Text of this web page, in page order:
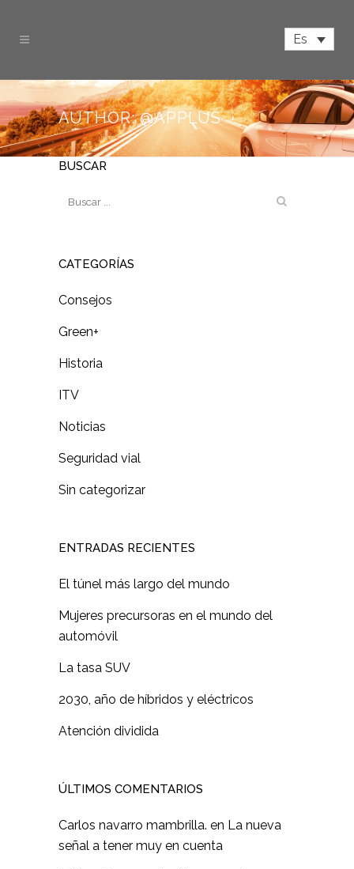
Es
AUTHOR: @APPLUS
BUSCAR
CATEGORÍAS
Consejos
Green+
Historia
ITV
Noticias
Seguridad vial
Sin categorizar
ENTRADAS RECIENTES
El túnel más largo del mundo
Mujeres precursoras en el mundo del
automóvil
La tasa SUV
2030, año de híbridos y eléctricos
Atención dividida
ÚLTIMOS COMENTARIOS
Carlos navarro mambrilla. en La nueva
señal a tener muy en cuenta